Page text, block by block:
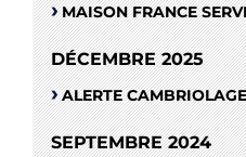
MAISON FRANCE
DÉCEMBRE 2025
ALERTE
SEPTEMBRE 2024